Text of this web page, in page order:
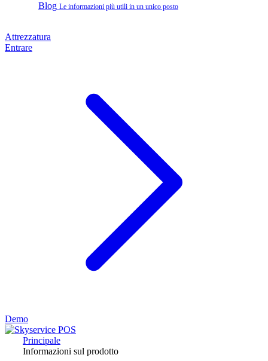
Blog Le informazioni più utili in un unico posto
Attrezzatura
Entrare
Demo
Principale
Informazioni sul prodotto